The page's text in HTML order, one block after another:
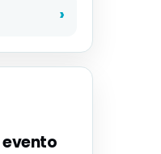
evento